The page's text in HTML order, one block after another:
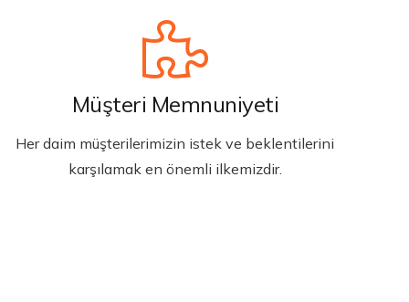
Müşteri Memnuniyeti
Her daim müşterilerimizin istek ve beklentilerini
karşılamak en önemli ilkemizdir.